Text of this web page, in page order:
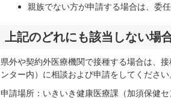
親族でない方が申請する場合は、委
上記のどれにも該当しない場
県外や契約外医療機関で接種する場合は、
ンター内）に相談および申請をしてください
申請場所：いきいき健康医療課（加須保健